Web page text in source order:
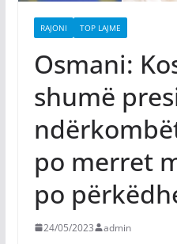
RAJONI TOP LAJME
Osmani:
shumë
po merret
po
24/05/2023 admin